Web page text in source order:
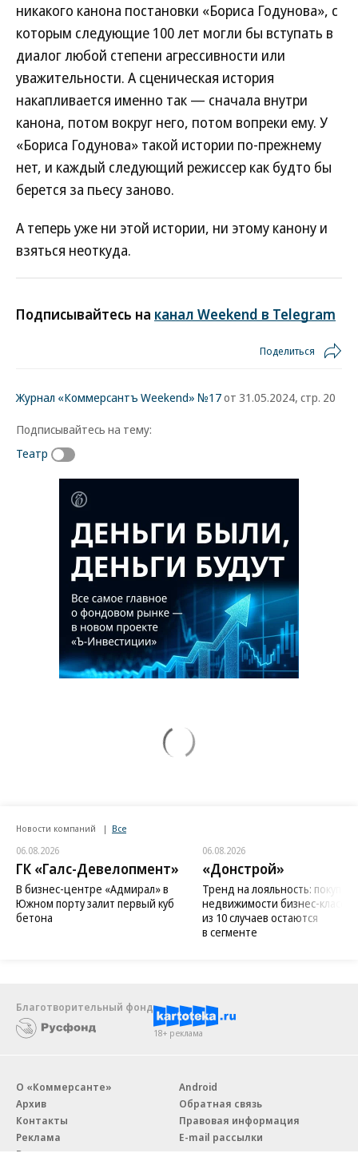
никакого канона постановки «Бориса Годунова», с
которым следующие 100 лет могли бы вступать в
диалог любой степени агрессивности или
уважительности. А сценическая история
накапливается именно так — сначала внутри
канона, потом вокруг него, потом вопреки ему. У
«Бориса Годунова» такой истории по-прежнему
нет, и каждый следующий режиссер как будто бы
берется за пьесу заново.
А теперь уже ни этой истории, ни этому канону и
взяться неоткуда.
Подписывайтесь на канал Weekend в Telegram
Поделиться
Журнал «Коммерсантъ Weekend» №17от 31.05.2024, стр. 20
Подписывайтесь на тему:
Театр
Новости компаний Все
06.08.2026
ГК «Галс-Девелопмент»
В бизнес-центре «Адмирал» в
Южном порту залит первый куб
бетона
06.08.2026
«Донстрой»
Тренд на лояльность:
недвижимости бизнес-класса
из 10 случаев остаются
в сегменте
Благотворительный фонд
18+ реклама
О «Коммерсанте»
Архив
Контакты
Реклама
Вакансии
Android
Обратная связь
Правовая информация
E-mail рассылки